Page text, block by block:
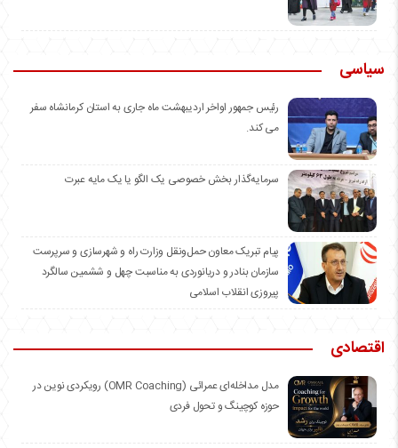
سیاسی
رئیس جمهور اواخر اردیبهشت ماه جاری به استان کرمانشاه سفر
می کند.
سرمایه‌گذار بخش خصوصی یک الگو یا یک مایه عبرت
️پیام تبریک معاون حمل‌ونقل وزارت راه و شهرسازی و سرپرست
سازمان بنادر و دریانوردی به مناسبت چهل و ششمین سالگرد
پیروزی انقلاب اسلامی
اقتصادی
مدل مداخله‌ای عمرائی (OMR Coaching) رویکردی نوین در
حوزه کوچینگ و تحول فردی